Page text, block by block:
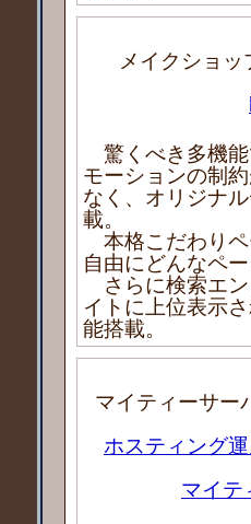
メイクショ
驚くべき多機能
モーションの制
なく、オリジナ
載。
本格こだわりペ
自由にどんなペ
さらに検索エン
イトに上位表示
能搭載。
マイティーサー
ホスティング
マイテ